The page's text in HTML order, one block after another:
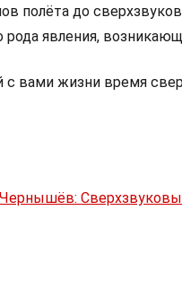
полёта до
рода явления,
вами жизни время